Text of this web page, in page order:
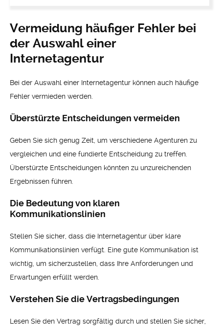
Vermeidung häufiger Fehler bei
der Auswahl einer
Internetagentur
Bei der Auswahl einer Internetagentur können auch häufige
Fehler vermieden werden.
Überstürzte Entscheidungen vermeiden
Geben Sie sich genug Zeit, um verschiedene Agenturen zu
vergleichen und eine fundierte Entscheidung zu treffen.
Überstürzte Entscheidungen könnten zu unzureichenden
Ergebnissen führen.
Die Bedeutung von klaren
Kommunikationslinien
Stellen Sie sicher, dass die Internetagentur über klare
Kommunikationslinien verfügt. Eine gute Kommunikation ist
wichtig, um sicherzustellen, dass Ihre Anforderungen und
Erwartungen erfüllt werden.
Verstehen Sie die Vertragsbedingungen
Lesen Sie den Vertrag sorgfältig durch und stellen Sie sicher,